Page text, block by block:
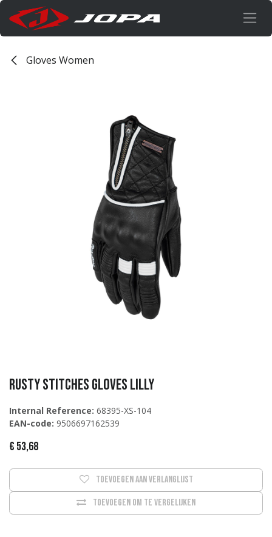
Overslaan naar inhoud
Gloves Women
Rusty Stitches Gloves Lilly
Internal Reference: 68395-XS-104
EAN-code: 9506697162539
€ 53,68
Toevoegen om te vergelijken
Toevoegen aan verlanglijst